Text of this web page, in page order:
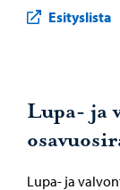
Esityslista
Lupa- ja
Lupa- ja